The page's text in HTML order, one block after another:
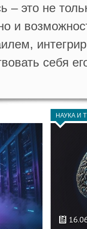
– это не
и
себя
НАУКА И